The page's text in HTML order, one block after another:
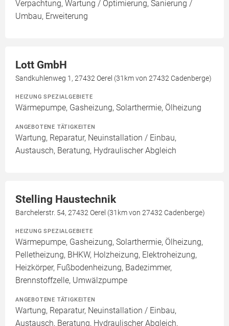
Verpachtung, Wartung / Optimierung, Sanierung /
Umbau, Erweiterung
Lott GmbH
Sandkuhlenweg 1, 27432 Oerel (31km von 27432 Cadenberge)
HEIZUNG SPEZIALGEBIETE
Wärmepumpe, Gasheizung, Solarthermie, Ölheizung
ANGEBOTENE TÄTIGKEITEN
Wartung, Reparatur, Neuinstallation / Einbau,
Austausch, Beratung, Hydraulischer Abgleich
Stelling Haustechnik
Barchelerstr. 54, 27432 Oerel (31km von 27432 Cadenberge)
HEIZUNG SPEZIALGEBIETE
Wärmepumpe, Gasheizung, Solarthermie, Ölheizung,
Pelletheizung, BHKW, Holzheizung, Elektroheizung,
Heizkörper, Fußbodenheizung, Badezimmer,
Brennstoffzelle, Umwälzpumpe
ANGEBOTENE TÄTIGKEITEN
Wartung, Reparatur, Neuinstallation / Einbau,
Austausch, Beratung, Hydraulischer Abgleich,